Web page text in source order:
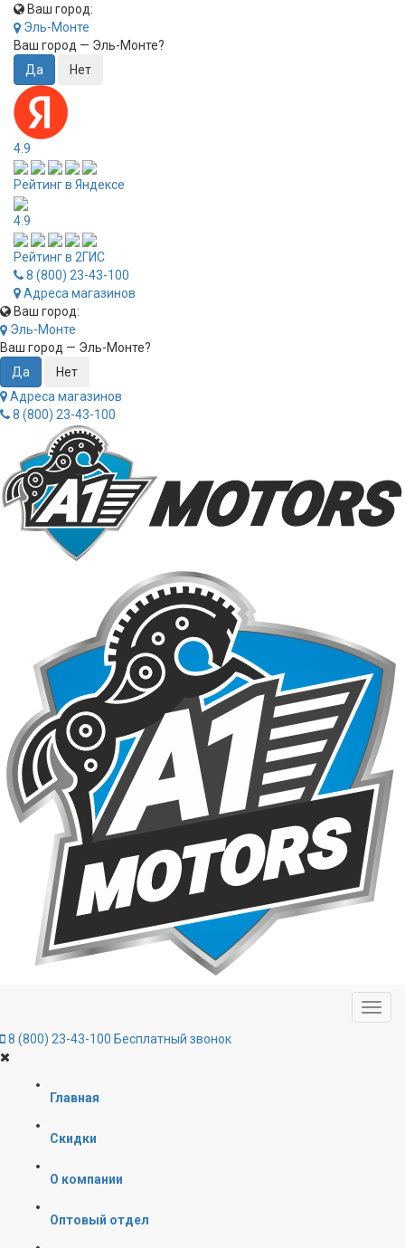
Ваш город:
Эль-Монте
Ваш город — Эль-Монте?
4.9
Рейтинг в Яндексе
4.9
Рейтинг в 2ГИС
8 (800) 23-43-100
Адреса магазинов
Ваш город:
Эль-Монте
Ваш город — Эль-Монте?
Адреса магазинов
8 (800) 23-43-100
8 (800) 23-43-100 Бесплатный звонок
Главная
Скидки
О компании
Оптовый отдел